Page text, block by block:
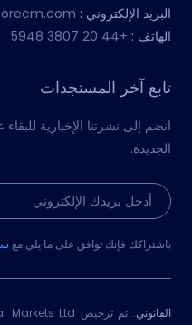
البريد الإلكتروني :
الهاتف : +44 20 3807 5948
تابع آخر المستجدات
انضم إلى نشرتنا الإخبارية
الجديدة.
باشتراكك فإنك توافق على ما يلي مع
القانوني: